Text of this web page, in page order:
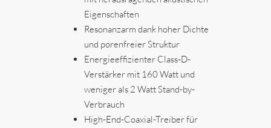
Eigenschaften
Resonanzarm dank hoher Dichte
und porenfreier Struktur
Energieeffizienter Class-D-
Verstärker mit 160 Watt und
weniger als 2 Watt Stand-by-
Verbrauch
High-End-Coaxial-Treiber für